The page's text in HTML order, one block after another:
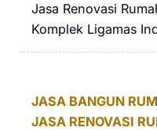
Jasa Renovasi
Komplek Ligamas
JASA BANGUN
JASA RENOVASI